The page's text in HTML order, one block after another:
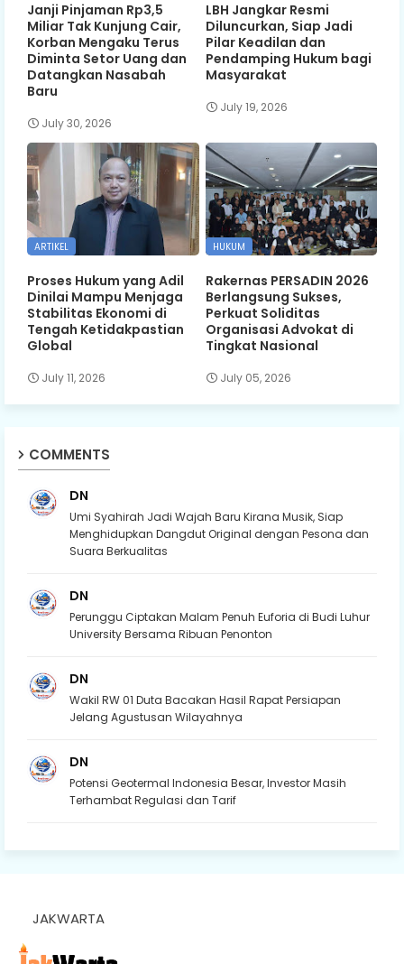
Janji Pinjaman Rp3,5
Miliar Tak Kunjung Cair,
Korban Mengaku Terus
Diminta Setor Uang dan
Datangkan Nasabah
Baru
July 30, 2026
LBH Jangkar Resmi
Diluncurkan, Siap Jadi
Pilar Keadilan dan
Pendamping Hukum bagi
Masyarakat
July 19, 2026
ARTIKEL
Proses Hukum yang Adil
Dinilai Mampu Menjaga
Stabilitas Ekonomi di
Tengah Ketidakpastian
Global
July 11, 2026
HUKUM
Rakernas PERSADIN 2026
Berlangsung Sukses,
Perkuat Soliditas
Organisasi Advokat di
Tingkat Nasional
July 05, 2026
COMMENTS
DN
Umi Syahirah Jadi Wajah Baru Kirana Musik, Siap
Menghidupkan Dangdut Original dengan Pesona dan
Suara Berkualitas
DN
Perunggu Ciptakan Malam Penuh Euforia di Budi Luhur
University Bersama Ribuan Penonton
DN
Wakil RW 01 Duta Bacakan Hasil Rapat Persiapan
Jelang Agustusan Wilayahnya
DN
Potensi Geotermal Indonesia Besar, Investor Masih
Terhambat Regulasi dan Tarif
JAKWARTA